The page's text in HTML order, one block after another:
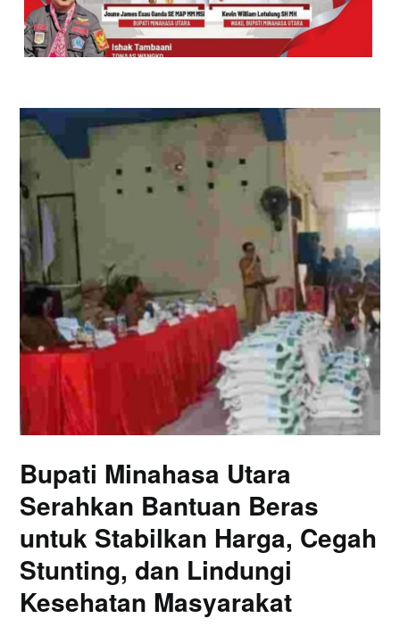
Bupati Minahasa Utara
Serahkan Bantuan Beras
untuk Stabilkan Harga, Cegah
Stunting, dan Lindungi
Kesehatan Masyarakat